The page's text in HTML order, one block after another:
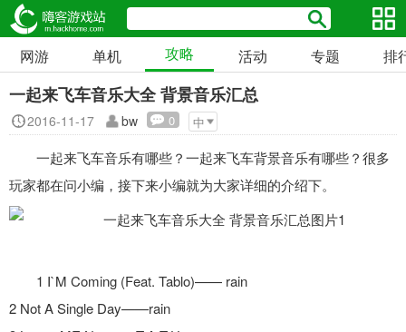
网游 单机 攻略 活动 专题 排
一起来飞车音乐大全 背景音乐汇总
2016-11-17 bw 0 中
一起来飞车音乐有哪些？一起来飞车背景音乐有哪些？很多
玩家都在问小编，接下来小编就为大家详细的介绍下。
1 I`M Coming (Feat. Tablo)—— rain
2 Not A Single Day——rain